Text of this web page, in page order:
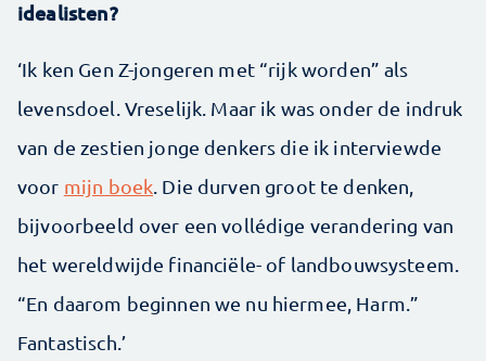
idealisten?
‘Ik ken Gen Z-jongeren met “rijk worden” als
levensdoel. Vreselijk. Maar ik was onder de indruk
van de zestien jonge denkers die ik interviewde
voor mijn boek . Die durven groot te denken,
bijvoorbeeld over een vollédige verandering van
het wereldwijde financiële- of landbouwsysteem.
“En daarom beginnen we nu hiermee, Harm.”
Fantastisch.’